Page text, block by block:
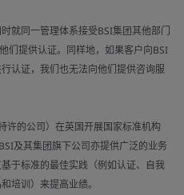
就同一管理体系接受BSI集团其他部门
们提供认证。同样地，如果客户向BSI
认证，我们也无法向他们提供咨询服
许的公司）在英国开展国家标准机构
及其集团旗下公司亦提供广泛的业务
于标准的最佳实践（例如认证、自我
培训）来提高业绩。